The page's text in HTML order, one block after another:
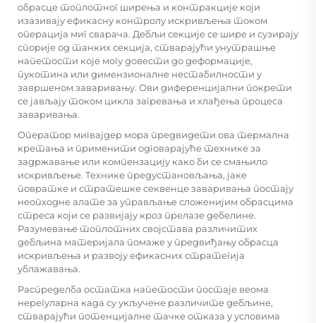
обрасце топлотног ширења и контракције који
изазивају ефикасну контролу искривљења током
операција миг сварача. Дебљи секције се шире и сузирају
спорије од танких секција, стварајући унутрашње
напетости које могу довести до деформације,
пукотина или димензионалне нестабилности у
завршеном заваривању. Ови диференцијални покрети
се јављају током цикла загревања и хлађења процеса
заваривања.
Оператор мигвајдер мора предвидети ова термална
кретања и применити одговарајуће технике за
задржавање или компензацију како би се смањило
искривљење. Технике предустановљања, јаке
повратке и стратешке секвенце заваривања постају
неопходне алате за управљање сложенијим обрасцима
стреса који се развијају кроз прелазе дебелине.
Разумевање топлотних својстава различитих
дебљина материјала помаже у предвиђању обрасца
искривљења и развоју ефикасних стратегија
ублажавања.
Распределба остатка напетости постаје веома
нерегуларна када су укључене различите дебљине,
стварајући потенцијалне тачке отказа у условима